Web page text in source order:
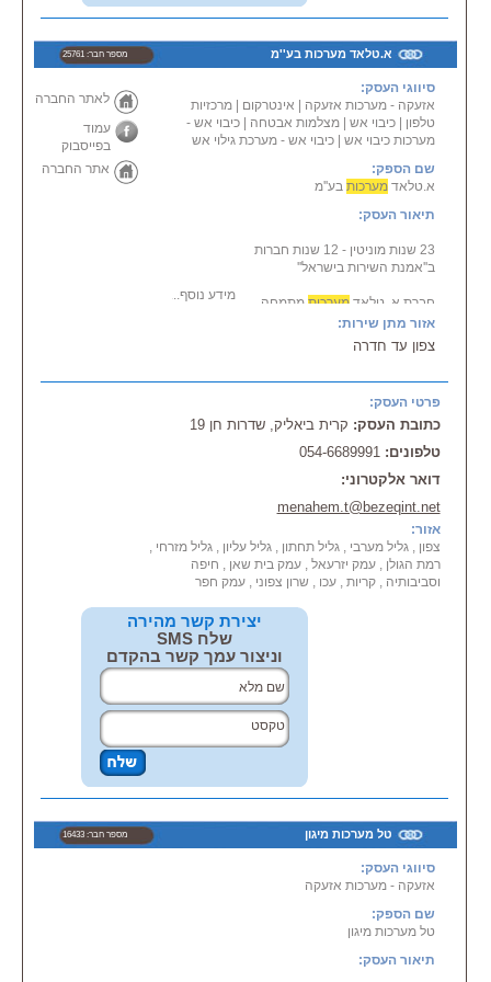
א.טלאד מערכות בע''מ מספר חבר: 25761
סיווגי העסק:
אזעקה - מערכות אזעקה
אינטרקום
מרכזיות
טלפון
כיבוי אש| מצלמות אבטחה
כיבוי אש -
מערכות כיבוי אש| כיבוי אש - מערכת גילוי אש
שם הספק:
א.טלאד מערכותבע''מ
תיאור העסק:
23 שנות מוניטין - 12 שנות חברות
ב''אמנת השירות בישראל''
חברת א. טלאד מערכותמתמחה
באספקת מענה איכותי ומקצועי
תקשורת מתקדמות של התראה
מהחברות המובילות בעולם, לצד
שירותי התקנה או תיקון במקרה
הצורך.
החברה מספקת את מיטב הציוד
למגזר הלקוחות העסקיים,
והפרטיים, בשירות מקצועי ואמין לצד
מתן הסברים מפורטים על טיב
המוצר
ואופן השימוש תוך התאמה אישית
לדרישות כל לקוח ולצורכי כל לקוח.
* שיווק כרטיסי קווים,שלוחות וציודי
* בטוח שנתי לכל סוגי המרכזיות
דואר קולי\ מענה קולי
מצוקה – קריאת אחות
מערכותאזעקה.
* טלוויזיה במעגל סגור ואינטרקום.
* תוכנות לרישום שיחות.
* רשתות תקשורת.
שירות אדיב ומקצועי
מענה לעסקים, מוסדות ולקוחות
עמידה בלוחות זמנים
מידע נוסף...
אזור מתן שירות:
צפון עד חדרה
לאתר החברה
עמוד
בפייסבוק
אתר החברה
פרטי העסק:
כתובת העסק: קרית ביאליק, שדרות חן 19
טלפונים:054-6689991
דואר אלקטרוני:
menahem.t@bezeqint.net
אזור:
צפון , גליל מערבי , גליל תחתון , גליל עליון , גליל מזרחי ,
רמת הגולן , עמק יזרעאל , עמק בית שאן , חיפה
וסביבותיה , קריות , עכו , שרון צפוני , עמק חפר
יצירת קשר מהירה
שלח SMS
וניצור עמך קשר בהקדם
טל מערכות מיגון מספר חבר: 16433
סיווגי העסק:
אזעקה - מערכות אזעקה
שם הספק:
טל מערכות מיגון
תיאור העסק: